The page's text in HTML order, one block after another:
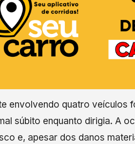
envolvendo quatro veículos
súbito enquanto dirigia. A
e, apesar dos danos